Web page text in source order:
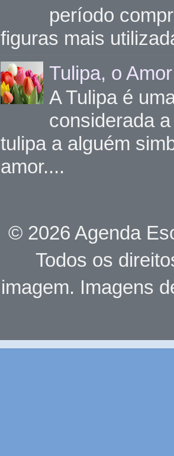
período
figuras mais
Tulipa, o
A Tulipa é
considerada
tulipa a alguém
amor....
© 2026 Agenda
Todos os
imagem. Imagens